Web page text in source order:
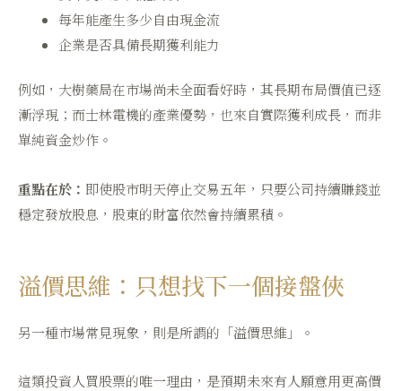
每年能產生多少自由現金流
企業是否具備長期獲利能力
例如，大樹藥局在市場尚未全面看好時，其長期布局價值已逐
漸浮現；而士林電機的產業優勢，也來自實際獲利成長，而非
單純資金炒作。
重點在於： 即使股市明天停止交易五年，只要公司持續賺錢並
穩定發放股息，股東的財富依然會持續累積。
溢價思維：只想找下一個接盤俠
另一種市場常見現象，則是所謂的「溢價思維」。
這類投資人買股票的唯一理由，是預期未來有人願意用更高價